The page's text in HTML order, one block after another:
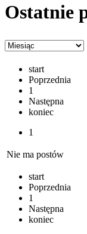
Ostatnie
start
Poprzednia
1
Następna
koniec
1
Nie ma postów
start
Poprzednia
1
Następna
koniec